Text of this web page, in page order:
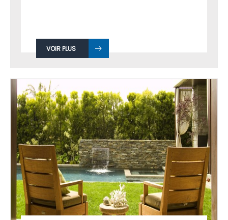
VOIR PLUS